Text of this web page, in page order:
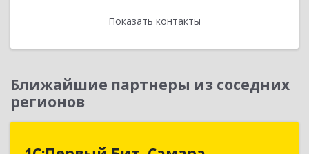
Показать контакты
Назад
Ближайшие партнеры из соседних
регионов
1С:Первый Бит, Самара